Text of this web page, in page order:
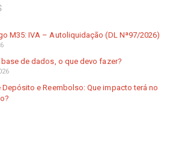
M35: IVA – Autoliquidação (DL Nª97/2026)
de dados, o que devo fazer?
Depósito e Reembolso: Que impacto terá no